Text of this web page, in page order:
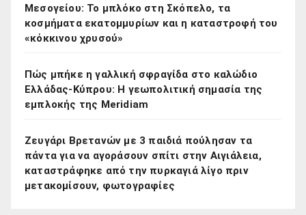
Μεσογείου: Το μπλόκο στη Σκόπελο, τα
κοσμήματα εκατομμυρίων και η καταστροφή του
«κόκκινου χρυσού»
Πώς μπήκε η γαλλική σφραγίδα στο καλώδιο
Ελλάδας-Κύπρου: Η γεωπολιτική σημασία της
εμπλοκής της Meridiam
Ζευγάρι Βρετανών με 3 παιδιά πούλησαν τα
πάντα για να αγοράσουν σπίτι στην Αιγιάλεια,
καταστράφηκε από την πυρκαγιά λίγο πριν
μετακομίσουν, φωτογραφίες